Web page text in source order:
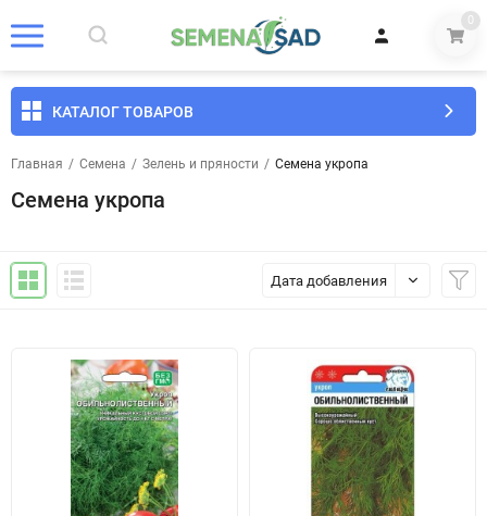
0
КАТАЛОГ ТОВАРОВ
Главная / Семена / Зелень и пряности / Семена укропа
Семена укропа
Дата добавления